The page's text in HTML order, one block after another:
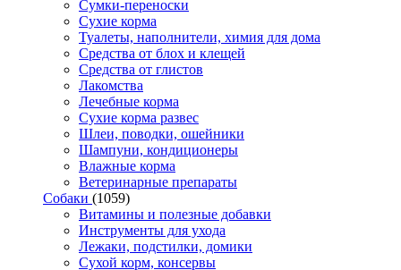
Сумки-переноски
Сухие корма
Туалеты, наполнители, химия для дома
Средства от блох и клещей
Средства от глистов
Лакомства
Лечебные корма
Сухие корма развес
Шлеи, поводки, ошейники
Шампуни, кондиционеры
Влажные корма
Ветеринарные препараты
Собаки (1059)
Витамины и полезные добавки
Инструменты для ухода
Лежаки, подстилки, домики
Сухой корм, консервы